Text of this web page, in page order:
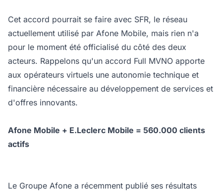
Cet accord pourrait se faire avec SFR, le réseau
actuellement utilisé par Afone Mobile, mais rien n'a
pour le moment été officialisé du côté des deux
acteurs. Rappelons qu'un accord Full MVNO apporte
aux opérateurs virtuels une autonomie technique et
financière nécessaire au développement de services et
d'offres innovants.
Afone Mobile + E.Leclerc Mobile = 560.000 clients
actifs
Le Groupe Afone a récemment publié ses résultats